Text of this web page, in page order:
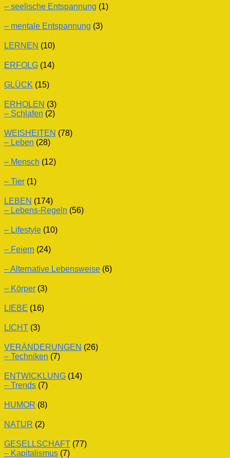
– seelische Entspannung (1)
– mentale Entspannung (3)
LERNEN (10)
ERFOLG (14)
GLÜCK (15)
ERHOLEN (3)
– Schlafen (2)
WEISHEITEN (78)
– Leben (28)
– Mensch (12)
– Tier (1)
LEBEN (174)
– Lebens-Regeln (56)
– Lifestyle (10)
– Feiern (24)
– Alternative Lebensweise (6)
– Körper (3)
LIEBE (16)
LICHT (3)
VERÄNDERUNGEN (26)
– Techniken (7)
ENTWICKLUNG (14)
– Trends (7)
HUMOR (8)
NATUR (2)
GESELLSCHAFT (77)
– Kapitalismus (7)